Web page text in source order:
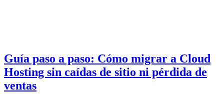
Guía paso a paso: Cómo migrar a Cloud
Hosting sin caídas de sitio ni pérdida de
ventas